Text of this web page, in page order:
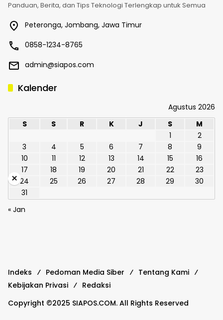
Panduan, Berita, dan Tips Teknologi Terlengkap untuk Semua
Peteronga, Jombang, Jawa Timur
0858-1234-8765
admin@siapos.com
Kalender
Agustus 2026
S
S R K J S
M
1
2
3
4 5 6 7 8
9
10
11 12 13 14 15
16
17
18 19 20 21 22
23
24
25 26 27 28 29
30
31
« Jan
Indeks Pedoman Media Siber
Tentang Kami
Kebijakan Privasi
Redaksi
Copyright ©2025 SIAPOS.COM. All Rights Reserved
×